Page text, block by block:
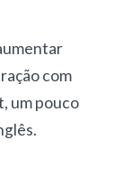
com
um pouco